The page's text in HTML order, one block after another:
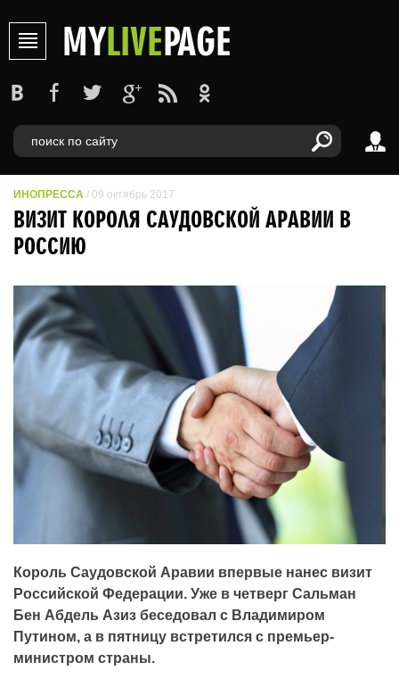
MYLIVEPAGE
ИНОПРЕССА / 09 октябрь 2017
ВИЗИТ КОРОЛЯ САУДОВСКОЙ АРАВИИ В
РОССИЮ
Король Саудовской Аравии впервые нанес визит
Российской Федерации. Уже в четверг Сальман
Бен Абдель Азиз беседовал с Владимиром
Путином, а в пятницу встретился с премьер-
министром страны.